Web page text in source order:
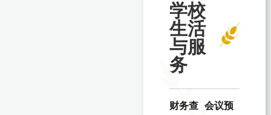
学校
生活
与服
务
财务查 会议预